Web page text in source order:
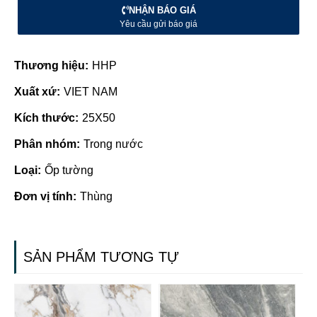
NHẬN BÁO GIÁ
Yêu cầu gửi báo giá
Thương hiệu: HHP
Xuất xứ: VIET NAM
Kích thước: 25X50
Phân nhóm: Trong nước
Loại: Ốp tường
Đơn vị tính: Thùng
SẢN PHẨM TƯƠNG TỰ